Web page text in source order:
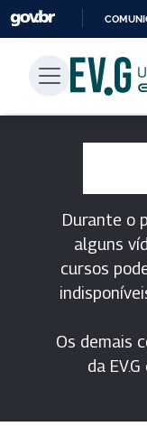
Durante o
alguns
cursos
Os demais
da